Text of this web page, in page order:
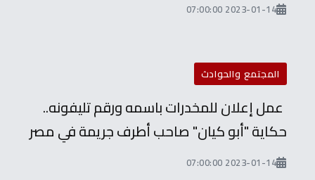
2023-01-14 07:00:00
المجتمع والحوادث
عمل إعلان للمخدرات باسمه ورقم تليفونه..
حكاية "أبو كيان" صاحب أطرف جريمة في مصر
2023-01-14 07:00:00